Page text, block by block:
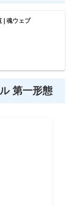
| 魂ウェブ
第一形態